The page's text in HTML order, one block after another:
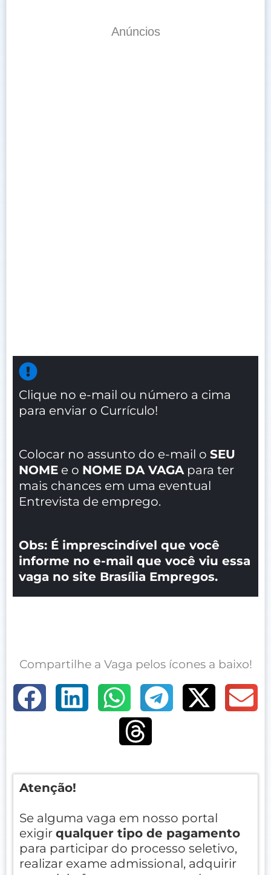
Anúncios
Clique no e-mail ou número a cima
para enviar o Currículo!
Colocar no assunto do e-mail o SEU
NOME e o NOME DA VAGA para ter
mais chances em uma eventual
Entrevista de emprego.
Obs: É imprescindível que você
informe no e-mail que você viu essa
vaga no site Brasília Empregos.
Compartilhe a Vaga pelos ícones a baixo!
Atenção!
Se alguma vaga em nosso portal
exigir qualquer tipo de pagamento
para participar do processo seletivo,
realizar exame admissional, adquirir